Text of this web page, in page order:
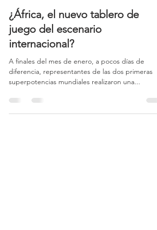
CERES
25 abr 2024
8 min de lectura
¿África, el nuevo tablero de
juego del escenario
internacional?
diferencia, representantes de las dos primeras
superpotencias mundiales realizaron una...